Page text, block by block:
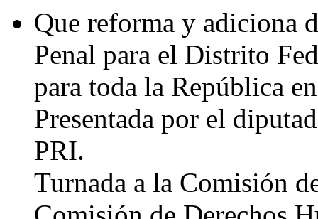
Que reforma y adiciona
Penal para el Distrito
para toda la República
Presentada por el
PRI.
Turnada a la Comisión